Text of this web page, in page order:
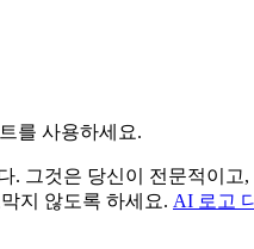
를 사용하세요.
. 그것은 당신이 전문적이
지 않도록 하세요. AI 로고